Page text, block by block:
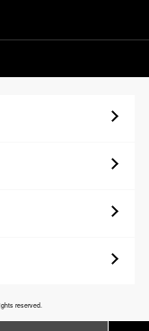
reserved.